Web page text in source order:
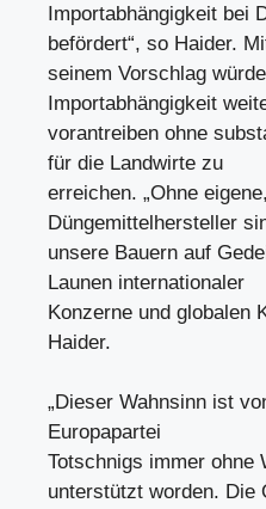
Importabhängigkeit bei
befördert“, so Haider.
seinem Vorschlag
Importabhängigkeit
vorantreiben ohne
für die Landwirte zu
erreichen. „Ohne
Düngemittelhersteller
unsere Bauern auf
Launen internationaler
Konzerne und globalen
Haider.
„Dieser Wahnsinn ist
Europapartei
Totschnigs immer ohne
unterstützt worden. Die